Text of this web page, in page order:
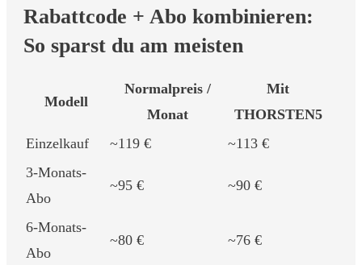
Rabattcode + Abo kombinieren:
So sparst du am meisten
Modell
Normalpreis /
Monat
Mit
THORSTEN5
Einzelkauf
~119 €
~113 €
3-Monats-
Abo
~95 € ~90 €
6-Monats-
Abo
~80 € ~76 €